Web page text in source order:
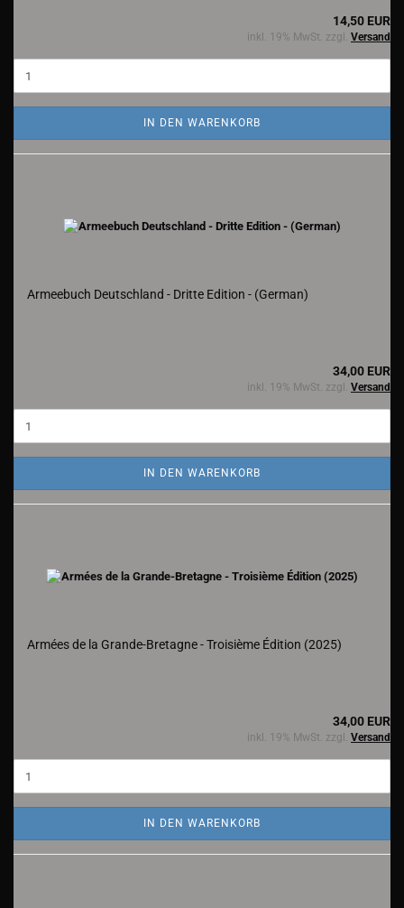
14,50 EUR
inkl. 19% MwSt. zzgl. Versand
IN DEN WARENKORB
Armeebuch Deutschland - Dritte Edition - (German)
34,00 EUR
inkl. 19% MwSt. zzgl. Versand
IN DEN WARENKORB
Armées de la Grande-Bretagne - Troisième Édition (2025)
34,00 EUR
inkl. 19% MwSt. zzgl. Versand
IN DEN WARENKORB